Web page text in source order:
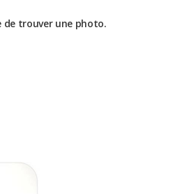
de trouver une photo.